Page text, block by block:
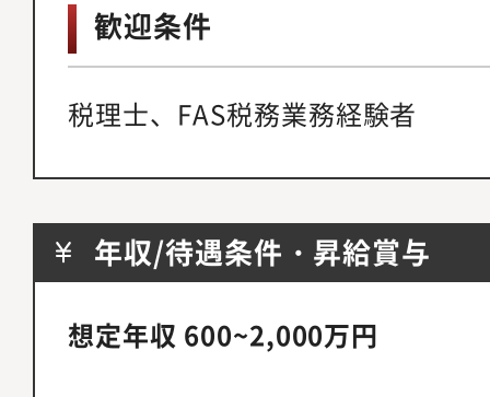
歓迎条件
税理士、FAS税務業務経験者
年収/待遇条件・昇給賞与
想定年収 600~2,000万円